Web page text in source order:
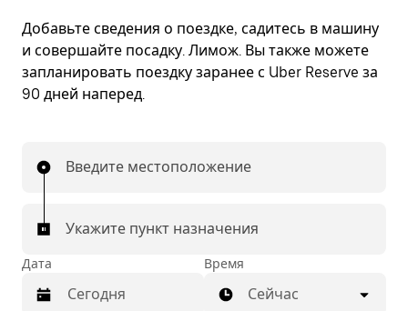
Добавьте сведения о поездке, садитесь в машину
и совершайте посадку. Лимож. Вы также можете
запланировать поездку заранее с Uber Reserve за
90 дней наперед.
Введите местоположение
Укажите пункт назначения
Дата Время
Сейчас